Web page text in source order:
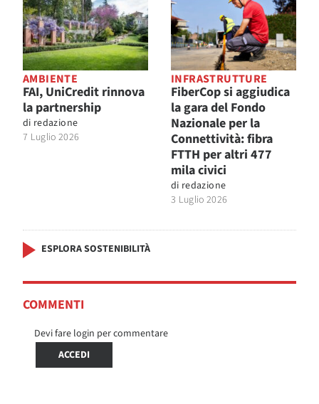
AMBIENTE
FAI, UniCredit rinnova
la partnership
di redazione
7 Luglio 2026
INFRASTRUTTURE
FiberCop si aggiudica
la gara del Fondo
Nazionale per la
Connettività: fibra
FTTH per altri 477
mila civici
di redazione
3 Luglio 2026
ESPLORA SOSTENIBILITÀ
COMMENTI
Devi fare login per commentare
ACCEDI